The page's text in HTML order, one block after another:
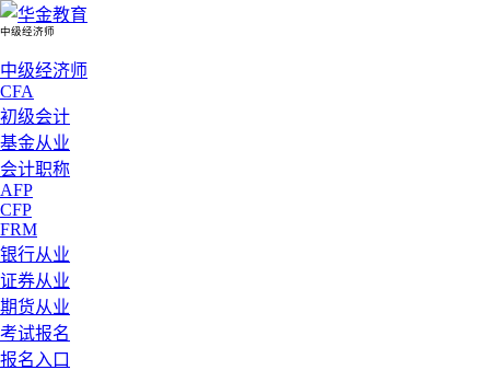
中级经济师
中级经济师
CFA
初级会计
基金从业
会计职称
AFP
CFP
FRM
银行从业
证券从业
期货从业
考试报名
报名入口